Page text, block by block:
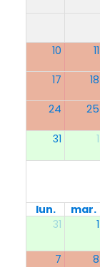
10 11
17 18
24 25
31 1
lun. mar.
31
1
7 8